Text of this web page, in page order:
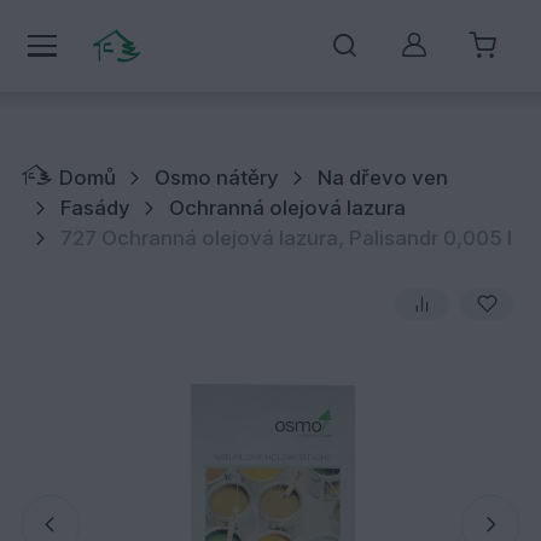
Můj účet
Domů Osmo nátěry
Na dřevo ven
Fasády
Ochranná olejová lazura
727 Ochranná olejová lazura, Palisandr 0,005 l